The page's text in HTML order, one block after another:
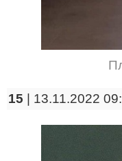
15 | 13.11.2022